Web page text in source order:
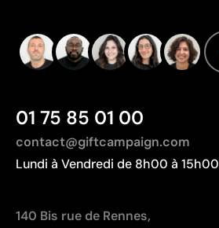
01 75 85 01 00
contact@giftcampaign.com
Lundi à Vendredi de 8h00 à 15h00
140 Bis rue de Rennes,